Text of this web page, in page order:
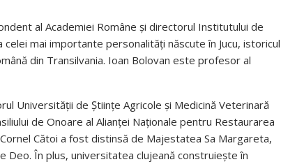
al Academiei Române și directorul Institutului de
mai importante personalități născute în Jucu, istoricul
din Transilvania. Ioan Bolovan este profesor al
Universității de Științe Agricole și Medicină Veterinară
de Onoare al Alianței Naționale pentru Restaurarea
Cătoi a fost distinsă de Majestatea Sa Margareta,
Deo. În plus, universitatea clujeană construiește în